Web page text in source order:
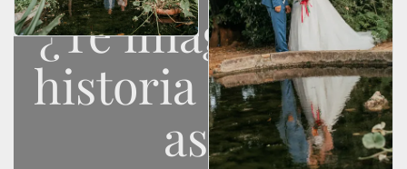
¿Te imaginas tu
historia contada
así?